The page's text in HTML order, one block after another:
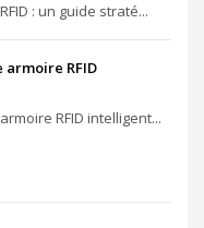
: un guide straté...
armoire RFID
RFID intelligent...